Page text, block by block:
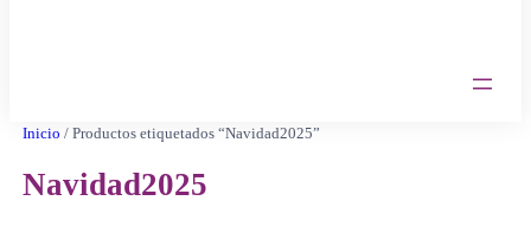
Inicio / Productos etiquetados “Navidad2025”
Navidad2025